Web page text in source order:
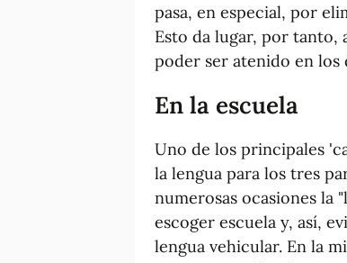
pasa, en especial, por
Esto da lugar, por tanto,
poder ser atenido en los
En la escuela
Uno de los principales
la lengua para los tres
numerosas ocasiones la
escoger escuela y, así,
lengua vehicular. En la